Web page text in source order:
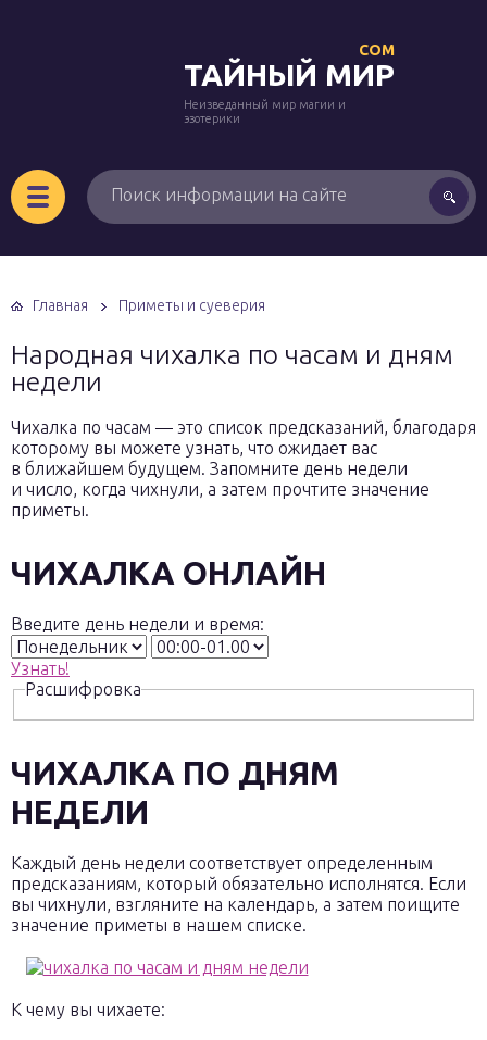
ТАЙНЫЙ МИР
COM
Неизведанный мир магии и
эзотерики
Главная Приметы и суеверия
Народная чихалка по часам и дням
недели
Чихалка по часам — это список предсказаний, благодаря
которому вы можете узнать, что ожидает вас
в ближайшем будущем. Запомните день недели
и число, когда чихнули, а затем прочтите значение
приметы.
ЧИХАЛКА ОНЛАЙН
Введите день недели и время:
Узнать!
Расшифровка
ЧИХАЛКА ПО ДНЯМ
НЕДЕЛИ
Каждый день недели соответствует определенным
предсказаниям, который обязательно исполнятся. Если
вы чихнули, взгляните на календарь, а затем поищите
значение приметы в нашем списке.
К чему вы чихаете: